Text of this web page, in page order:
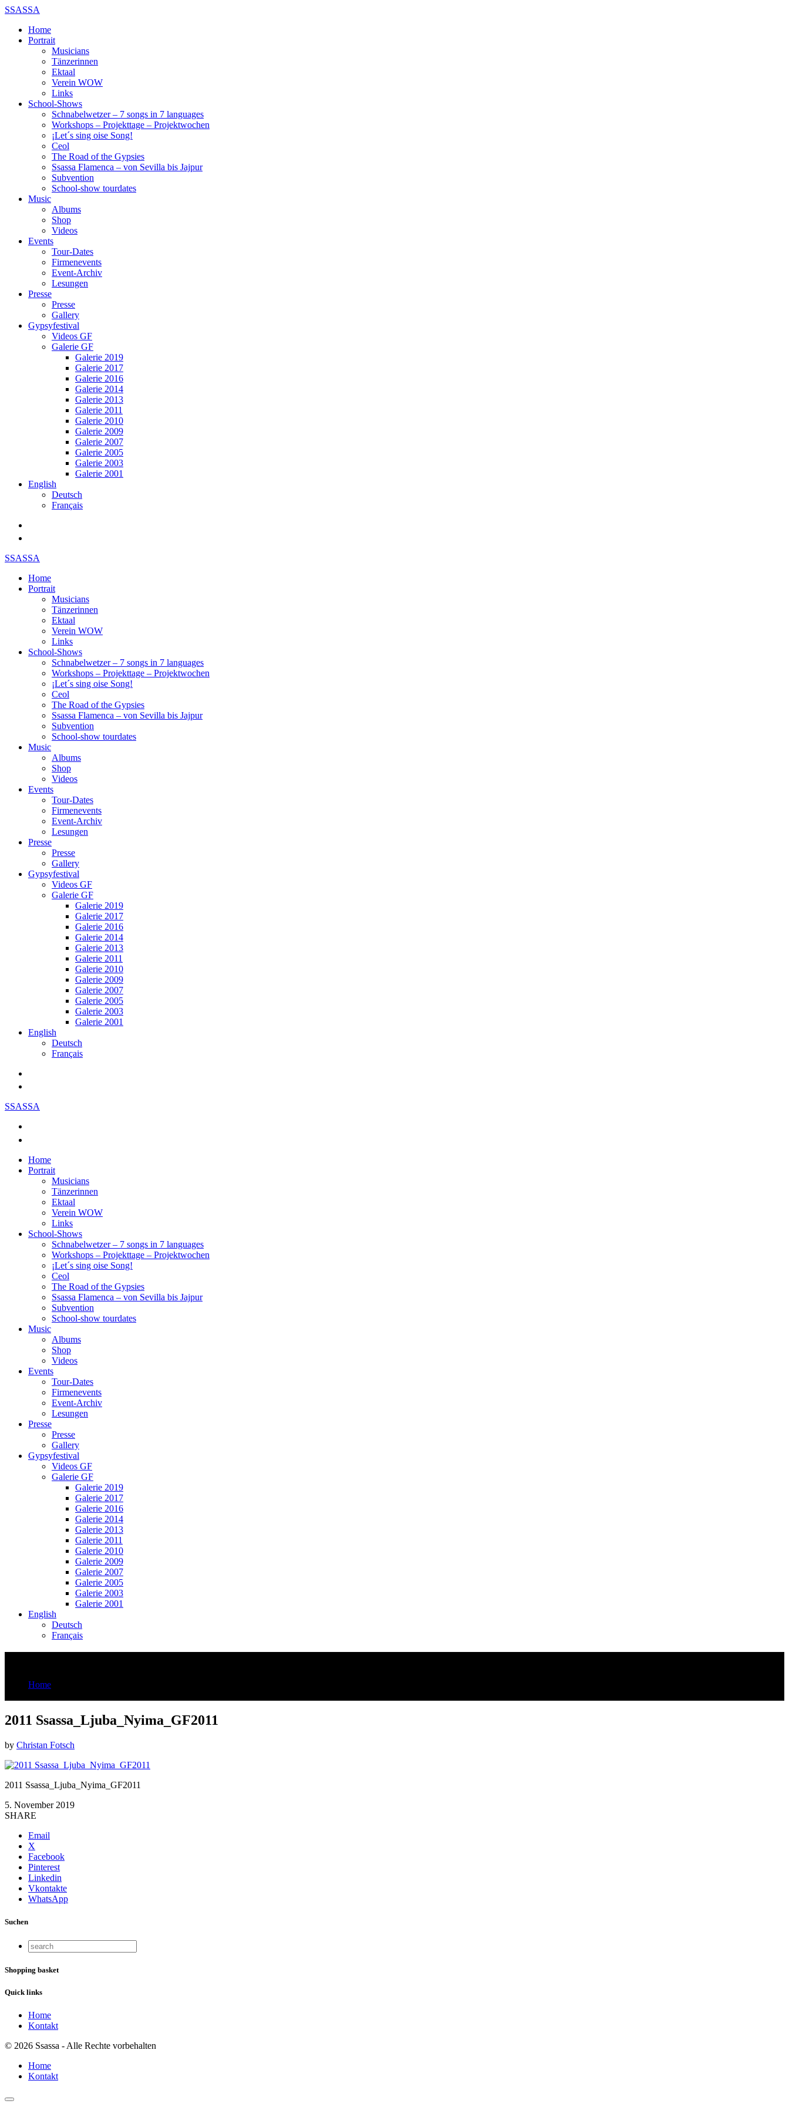
SSASSA
Home
Portrait
Musicians
Tänzerinnen
Ektaal
Verein WOW
Links
School-Shows
Schnabelwetzer – 7 songs in 7 languages
Workshops – Projekttage – Projektwochen
¡Let´s sing oise Song!
Ceol
The Road of the Gypsies
Ssassa Flamenca – von Sevilla bis Jajpur
Subvention
School-show tourdates
Music
Albums
Shop
Videos
Events
Tour-Dates
Firmenevents
Event-Archiv
Lesungen
Presse
Presse
Gallery
Gypsyfestival
Videos GF
Galerie GF
Galerie 2019
Galerie 2017
Galerie 2016
Galerie 2014
Galerie 2013
Galerie 2011
Galerie 2010
Galerie 2009
Galerie 2007
Galerie 2005
Galerie 2003
Galerie 2001
English
Deutsch
Français
SSASSA
Home
Portrait
Musicians
Tänzerinnen
Ektaal
Verein WOW
Links
School-Shows
Schnabelwetzer – 7 songs in 7 languages
Workshops – Projekttage – Projektwochen
¡Let´s sing oise Song!
Ceol
The Road of the Gypsies
Ssassa Flamenca – von Sevilla bis Jajpur
Subvention
School-show tourdates
Music
Albums
Shop
Videos
Events
Tour-Dates
Firmenevents
Event-Archiv
Lesungen
Presse
Presse
Gallery
Gypsyfestival
Videos GF
Galerie GF
Galerie 2019
Galerie 2017
Galerie 2016
Galerie 2014
Galerie 2013
Galerie 2011
Galerie 2010
Galerie 2009
Galerie 2007
Galerie 2005
Galerie 2003
Galerie 2001
English
Deutsch
Français
SSASSA
Home
Portrait
Musicians
Tänzerinnen
Ektaal
Verein WOW
Links
School-Shows
Schnabelwetzer – 7 songs in 7 languages
Workshops – Projekttage – Projektwochen
¡Let´s sing oise Song!
Ceol
The Road of the Gypsies
Ssassa Flamenca – von Sevilla bis Jajpur
Subvention
School-show tourdates
Music
Albums
Shop
Videos
Events
Tour-Dates
Firmenevents
Event-Archiv
Lesungen
Presse
Presse
Gallery
Gypsyfestival
Videos GF
Galerie GF
Galerie 2019
Galerie 2017
Galerie 2016
Galerie 2014
Galerie 2013
Galerie 2011
Galerie 2010
Galerie 2009
Galerie 2007
Galerie 2005
Galerie 2003
Galerie 2001
English
Deutsch
Français
Home
2011 Ssassa_Ljuba_Nyima_GF2011
by Christan Fotsch
2011 Ssassa_Ljuba_Nyima_GF2011
5. November 2019
SHARE
Email
X
Facebook
Pinterest
Linkedin
Vkontakte
WhatsApp
Suchen
Shopping basket
Quick links
Home
Kontakt
© 2026 Ssassa - Alle Rechte vorbehalten
Home
Kontakt